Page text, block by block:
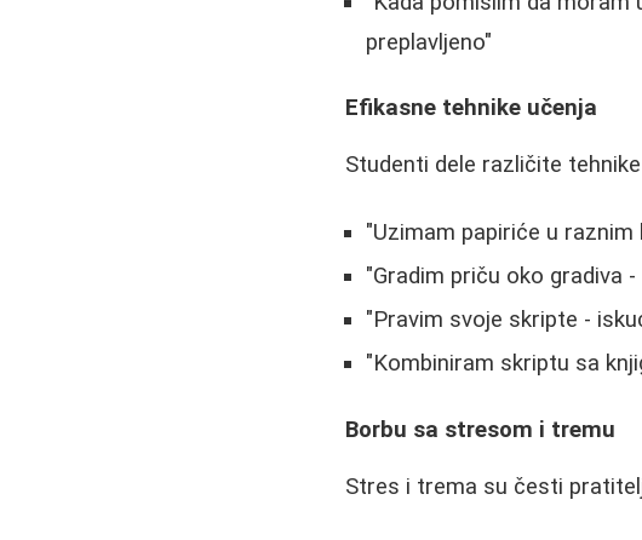
preplavljeno"
Efikasne tehnike učenja
Studenti dele različite
"Uzimam papiriće u
"Gradim priču oko gradiva
"Pravim svoje skripte -
"Kombiniram skriptu sa
Borbu sa stresom i tremu
Stres i trema su česti